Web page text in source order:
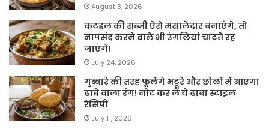
August 3, 2026
कटहल की सब्जी ऐसे मसालेदार बनाएंगे, तो
नापसंद करने वाले भी उंगलियां चाटते रह
जाएंगे!
July 24, 2026
गुब्बारे की तरह फूलेंगे भटूरे और छोलों में आएगा
ढाबे वाला रंग! नोट कर लें ये ढाबा स्टाइल
रेसिपी
July 11, 2026